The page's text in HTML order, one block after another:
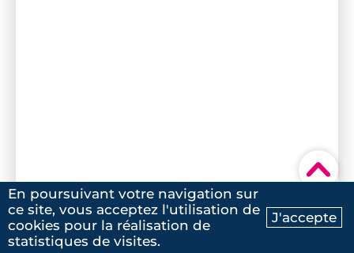
Ma recherche Contactez-nous
▾
En poursuivant votre navigation sur
ce site, vous acceptez l'utilisation de
cookies pour la réalisation de
statistiques de visites.
J'accepte